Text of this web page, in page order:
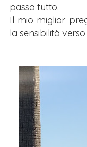
passa tutto.
Il mio miglior
la sensibilità